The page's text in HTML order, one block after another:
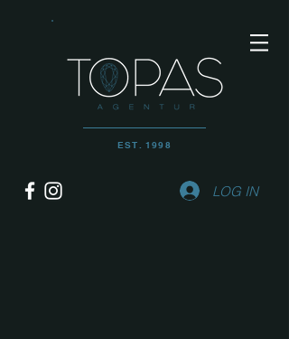
EST. 1998
LOG IN